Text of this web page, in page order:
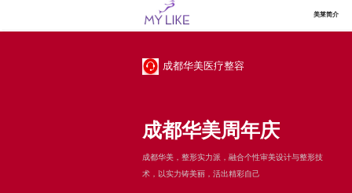
美莱简介
成都华美医疗整容
成都华美周年庆
成都华美，整形实力派，融合个性审美设计与整形技
术，以实力铸美丽，活出精彩自己